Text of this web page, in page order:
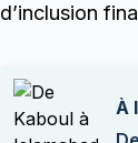
d’inclusion
À